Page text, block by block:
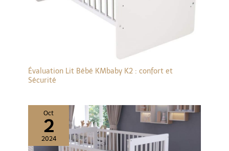
Évaluation Lit Bébé KMbaby K2 : confort et
Sécurité
Oct
2
2024